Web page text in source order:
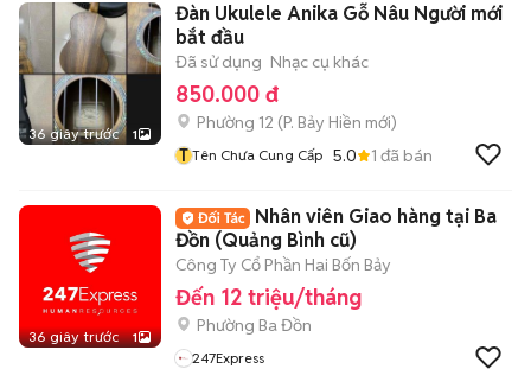
36 giây trước 1
Đàn Ukulele Anika Gỗ Nâu Người mới
bắt đầu
Đã sử dụng Nhạc cụ khác
850.000 đ
Phường 12 (P. Bảy Hiền mới)
T Tên Chưa Cung Cấp 5.0 1 đã bán
36 giây trước 1
Nhân viên Giao hàng tại Ba
Đồn (Quảng Bình cũ)
Công Ty Cổ Phần Hai Bốn Bảy
Đến 12 triệu/tháng
Phường Ba Đồn
247Express